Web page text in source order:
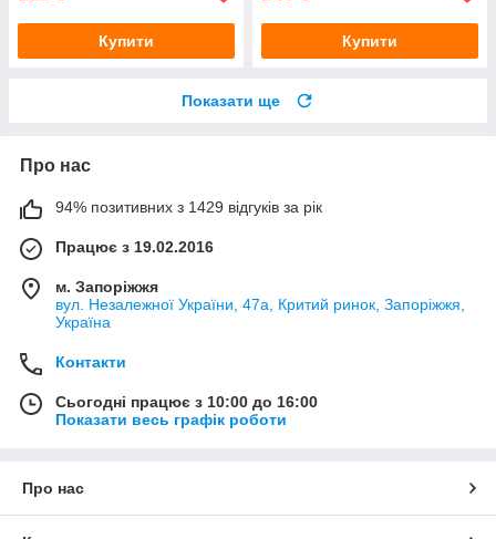
Купити Купити
Показати ще
Про нас
94% позитивних з 1429 відгуків за рік
Працює з 19.02.2016
м. Запоріжжя
вул. Незалежної України, 47а, Критий ринок, Запоріжжя,
Україна
Контакти
Сьогодні працює з 10:00 до 16:00
Показати весь графік роботи
Про нас